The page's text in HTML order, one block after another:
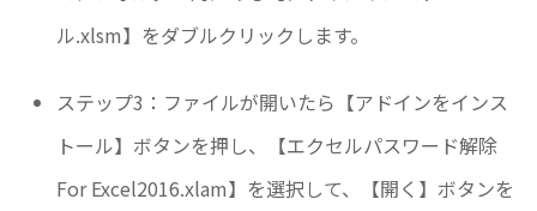
ル.xlsm】をダブルクリックします。
ステップ3：ファイルが開いたら【アドインをインス
トール】ボタンを押し、【エクセルパスワード解除
For Excel2016.xlam】を選択して、【開く】ボタンを